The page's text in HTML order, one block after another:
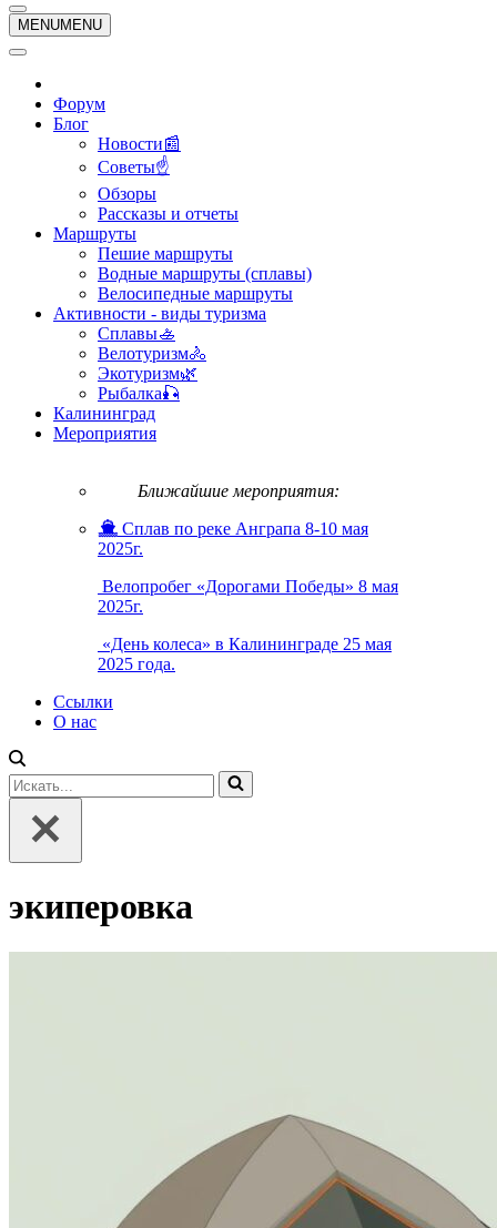
навигации
Меню
навигации
MENUMENU
Форум
Блог
Новости📰
Советы☝
Обзоры
Рассказы и отчеты
Маршруты
Пешие маршруты
Водные маршруты (сплавы)
Велосипедные маршруты
Активности - виды туризма
Сплавы🚣
Велотуризм🚴
Экотуризм🌿
Рыбалка🎣
Калининград
Мероприятия
Ближайшие мероприятия:
Сплав по реке Анграпа 8-10 мая
2025г.
Велопробег «Дорогами Победы» 8 мая
2025г.
«День колеса» в Калининграде 25 мая
2025 года.
Ссылки
О нас
Искать...
экиперовка